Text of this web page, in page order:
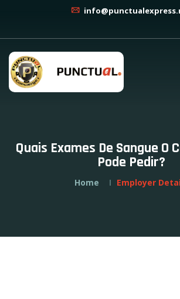
Quais Exames De Sangue O
Pode Pedir?
Home Employer